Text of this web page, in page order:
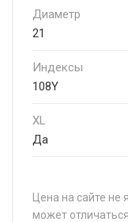
Диаметр
21
Индексы
108Y
XL
Да
Цена на сайте
может